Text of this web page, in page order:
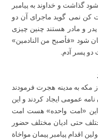
گذاشت و خداوند به پیامبر
کن نمی گوید ماجرای آن دو
و مادر هستند چنین چیزی
شود «فأصبح من النادمین»
دو پسر آدم.
به مدینه هجرت فرمودند
عمومی ایجاد کردند و این
این «امت واحده» هست امت
حتی ادیان مختلف حضور
اقدام پیامبر پیمان مواخاة